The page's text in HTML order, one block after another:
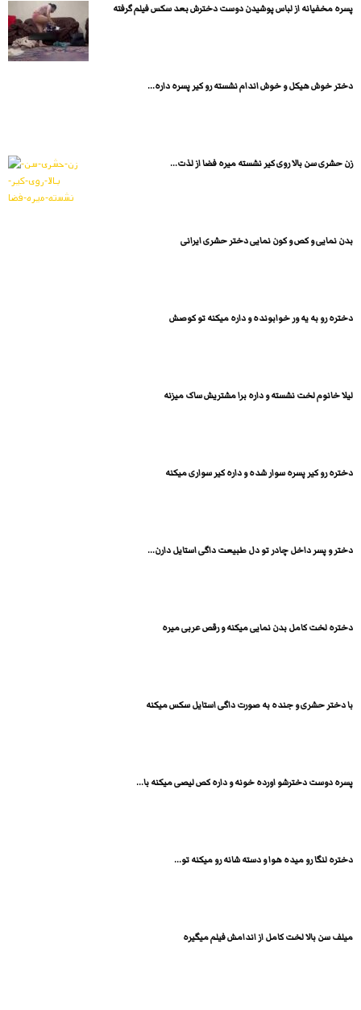
پسره مخفیانه از لباس پوشیدن دوست دخترش بعد سکس فیلم گرفته
دختر خوش هیکل و خوش اندام نشسته رو کیر پسره داره...
زن حشری سن بالا روی کیر نشسته میره فضا از لذت...
بدن نمایی و کص و کون نمایی دختر حشری ایرانی
دختره رو به یه ور خوابونده و داره میکنه تو کوصش
لیلا خانوم لخت نشسته و داره برا مشتریش ساک میزنه
دختره رو کیر پسره سوار شده و داره کیر سواری میکنه
دختر و پسر داخل چادر تو دل طبیعت داگی استایل دارن...
دختره لخت کامل بدن نمایی میکنه و رقص عربی میره
با دختر حشری و جنده به صورت داگی استایل سکس میکنه
پسره دوست دخترشو اورده خونه و داره کص لیصی میکنه با...
دختره لنگا رو میده هوا و دسته شانه رو میکنه تو...
میلف سن بالا لخت کامل از اندامش فیلم میگیره